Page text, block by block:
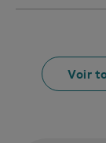
Voir